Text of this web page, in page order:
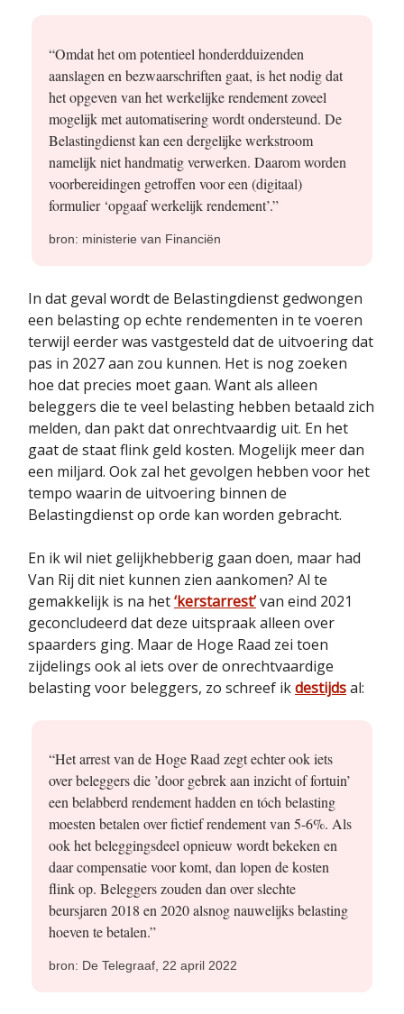
“Omdat het om potentieel honderdduizenden
aanslagen en bezwaarschriften gaat, is het nodig dat
het opgeven van het werkelijke rendement zoveel
mogelijk met automatisering wordt ondersteund. De
Belastingdienst kan een dergelijke werkstroom
namelijk niet handmatig verwerken. Daarom worden
voorbereidingen getroffen voor een (digitaal)
formulier ‘opgaaf werkelijk rendement’.”
bron: ministerie van Financiën
In dat geval wordt de Belastingdienst gedwongen
een belasting op echte rendementen in te voeren
terwijl eerder was vastgesteld dat de uitvoering dat
pas in 2027 aan zou kunnen. Het is nog zoeken
hoe dat precies moet gaan. Want als alleen
beleggers die te veel belasting hebben betaald zich
melden, dan pakt dat onrechtvaardig uit. En het
gaat de staat flink geld kosten. Mogelijk meer dan
een miljard. Ook zal het gevolgen hebben voor het
tempo waarin de uitvoering binnen de
Belastingdienst op orde kan worden gebracht.
En ik wil niet gelijkhebberig gaan doen, maar had
Van Rij dit niet kunnen zien aankomen? Al te
gemakkelijk is na het‘kerstarrest’van eind 2021
geconcludeerd dat deze uitspraak alleen over
spaarders ging. Maar de Hoge Raad zei toen
zijdelings ook al iets over de onrechtvaardige
belasting voor beleggers, zo schreef ikdestijdsal:
“Het arrest van de Hoge Raad zegt echter ook iets
over beleggers die ’door gebrek aan inzicht of fortuin’
een belabberd rendement hadden en tóch belasting
moesten betalen over fictief rendement van 5-6%. Als
ook het beleggingsdeel opnieuw wordt bekeken en
daar compensatie voor komt, dan lopen de kosten
flink op. Beleggers zouden dan over slechte
beursjaren 2018 en 2020 alsnog nauwelijks belasting
hoeven te betalen.”
bron: De Telegraaf, 22 april 2022